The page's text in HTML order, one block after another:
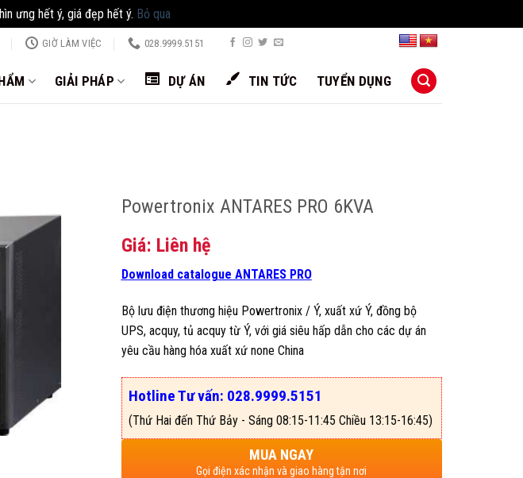
ưng hết ý, giá đẹp hết ý. Bỏ qua
GIỜ LÀM VIỆC 028.9999.5151
GIẢI PHÁP DỰ ÁN TIN TỨC TUYỂN DỤNG
Powertronix ANTARES PRO 6KVA
Giá: Liên hệ
Download catalogue ANTARES PRO
Bộ lưu điện thương hiệu Powertronix / Ý, xuất xứ Ý, đồng bộ
UPS, acquy, tủ acquy từ Ý, với giá siêu hấp dẫn cho các dự án
yêu cầu hàng hóa xuất xứ none China
Hotline Tư vấn: 028.9999.5151
(Thứ Hai đến Thứ Bảy - Sáng 08:15-11:45 Chiều 13:15-16:45)
MUA NGAY
Gọi điện xác nhận và giao hàng tận nơi